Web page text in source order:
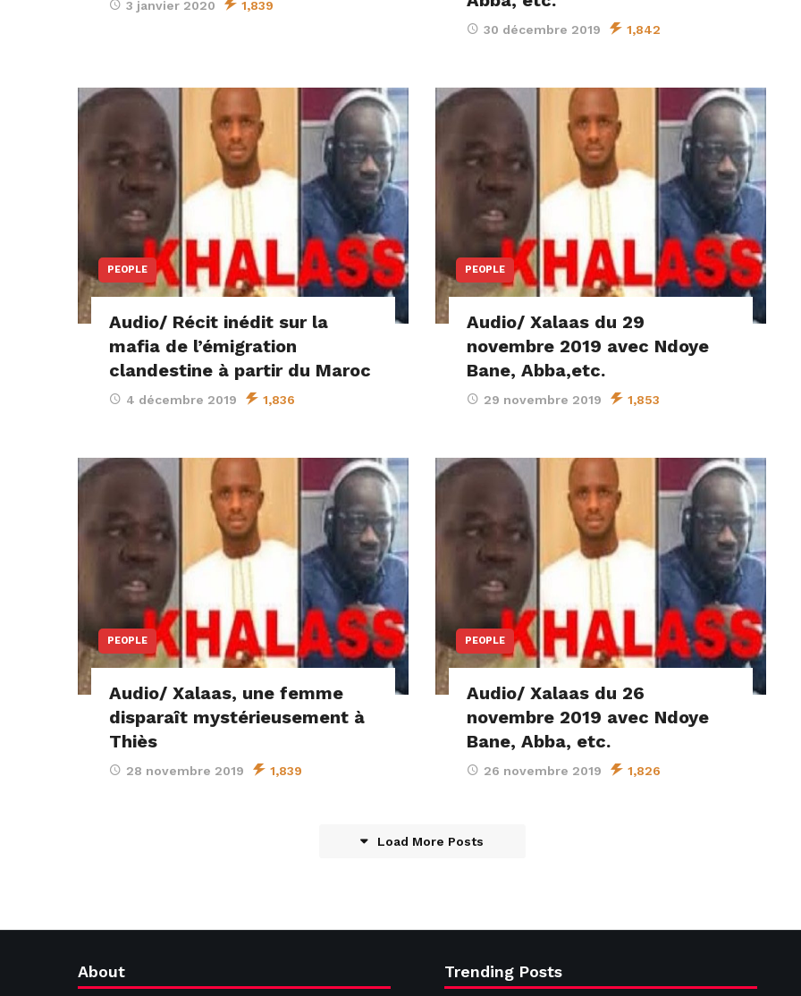
3 janvier 2020 1,839
30 décembre 2019 1,842
PEOPLE
Audio/ Récit inédit sur la
mafia de l’émigration
clandestine à partir du Maroc
4 décembre 2019 1,836
PEOPLE
Audio/ Xalaas du 29
novembre 2019 avec Ndoye
Bane, Abba,etc.
29 novembre 2019 1,853
PEOPLE
Audio/ Xalaas, une femme
disparaît mystérieusement à
Thiès
28 novembre 2019 1,839
PEOPLE
Audio/ Xalaas du 26
novembre 2019 avec Ndoye
Bane, Abba, etc.
26 novembre 2019 1,826
Load More Posts
About Trending Posts